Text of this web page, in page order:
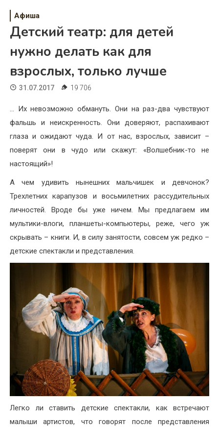
Дом
Жизнь
Хобби
Красота
Недвижимость
Афиша
Детский театр: для детей
нужно делать как для
взрослых, только лучше
31.07.2017 19 706
… Их невозможно обмануть. Они на раз-два чувствуют
фальшь и неискренность. Они доверяют, распахивают
глаза и ожидают чуда. И от нас, взрослых, зависит –
поверят они в чудо или скажут: «Волшебник-то не
настоящий»!
А чем удивить нынешних мальчишек и девчонок?
Трехлетних карапузов и восьмилетних рассудительных
личностей. Вроде бы уже ничем. Мы предлагаем им
мультики-влоги, планшеты-компьютеры, реже, чего уж
скрывать – книги. И, в силу занятости, совсем уж редко –
детские спектакли и представления.
Легко ли ставить детские спектакли, как встречают
малыши артистов, что говорят после представления